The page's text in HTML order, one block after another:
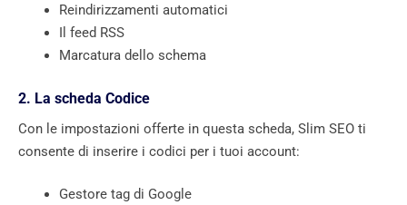
Reindirizzamenti automatici
Il feed RSS
Marcatura dello schema
2. La scheda Codice
Con le impostazioni offerte in questa scheda, Slim SEO ti
consente di inserire i codici per i tuoi account:
Gestore tag di Google